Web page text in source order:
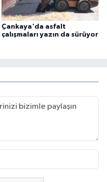
Çankaya'da asfalt
çalışmaları yazın da sürüyor